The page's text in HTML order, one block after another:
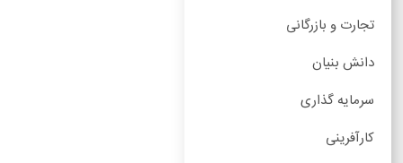
تجارت و بازرگانی
دانش بنیان
سرمایه گذاری
کارآفرینی